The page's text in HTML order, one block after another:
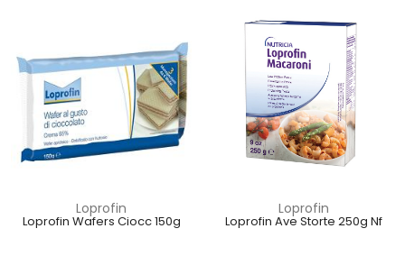
Loprofin
Loprofin Wafers Ciocc 150g
Loprofin
Loprofin Ave Storte 250g Nf